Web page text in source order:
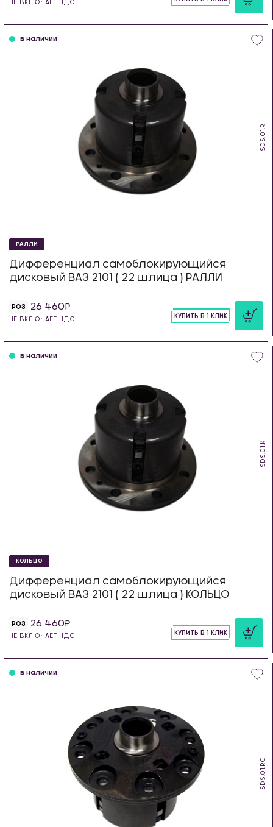
НЕ ВКЛЮЧАЕТ НДС
SDS.01.R
в наличии
РАЛЛИ
Дифференциал самоблокирующийся
дисковый ВАЗ 2101 ( 22 шлица ) РАЛЛИ
РОЗ 26 460
НЕ ВКЛЮЧАЕТ НДС
КУПИТЬ В 1 КЛИК
SDS.01.K
в наличии
КОЛЬЦО
Дифференциал самоблокирующийся
дисковый ВАЗ 2101 ( 22 шлица ) КОЛЬЦО
РОЗ 26 460
НЕ ВКЛЮЧАЕТ НДС
КУПИТЬ В 1 КЛИК
SDS.01.RC
в наличии